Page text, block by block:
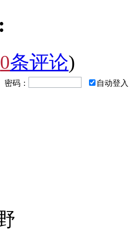
0条评论)
密码： 自动登入